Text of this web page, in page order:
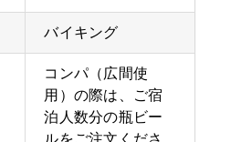
バイキング
コンパ（広間使
用）の際は、ご宿
泊人数分の瓶ビー
ルをご注文くださ